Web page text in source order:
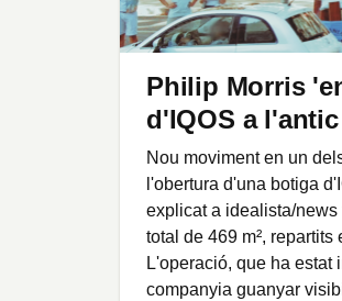
Philip Morris
d'IQOS a
Nou moviment en un
l'obertura d'una botiga
explicat a idealista/
total de 469 m², repartits
L'operació, que ha
companyia guanyar